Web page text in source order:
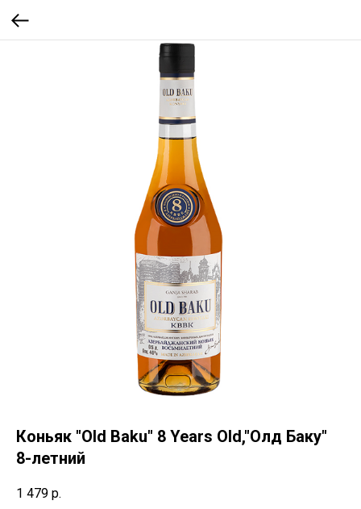
Коньяк "Old Baku" 8 Years Old,"Олд Баку"
8-летний
1 479 р.